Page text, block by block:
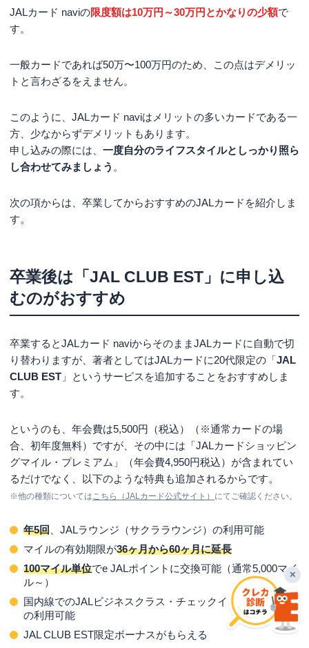
JALカード naviの限度額は10万円～30万円とかなりの少額で
す。
一般カードであれば50万〜100万円のため、この点はデメリッ
トと言わざるをえません。
このように、JALカード naviはメリットの多いカードである一
方、少なからずデメリットもあります。
申し込みの際には、 一度自分のライフスタイルとしっかり照ら
し合わせてみましょう 。
次の項からは、卒業してからおすすめのJALカードを紹介しま
す。
卒業後は「JAL CLUB EST」に申し込
むのがおすすめ
卒業するとJALカード naviからそのままJALカードに自動で切
り替わりますが、著者としてはJALカードに20代限定の「JAL
CLUB EST 」というサービスを追加することをおすすめしま
す。
というのも、年会費は5,500円（税込）（※通常カードの場
合、初年度無料）ですが、その中には「JALカードショッピン
グマイル・プレミアム」（年会費4,950円税込）が含まれてい
るだけでなく、以下のような特典も追加されるからです。
※他の種類については こちら（JALカード公式サイト） にてご確認ください。
年5回 、JALラウンジ（サクララウンジ）の利用可能
マイルの有効期限が36ヶ月から60ヶ月に延長
100マイル単位でe JALポイントに交換可能（通常5,000マイ
ル～）
国内線でのJALビジネスクラス・チェックインカウンター
の利用可能
JAL CLUB EST限定ボーナスがもらえる
✕